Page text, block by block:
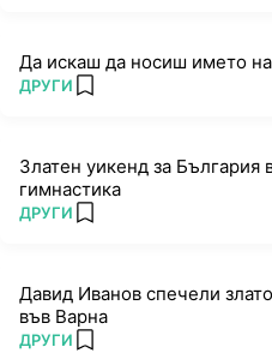
Да искаш да носиш името
ПОВЕЧЕ ОТ
ДРУГИ add favorites
Златен уикенд за България
гимнастика
ПОВЕЧЕ ОТ
ДРУГИ add favorites
Давид Иванов спечели
във Варна
ПОВЕЧЕ ОТ
ДРУГИ add favorites